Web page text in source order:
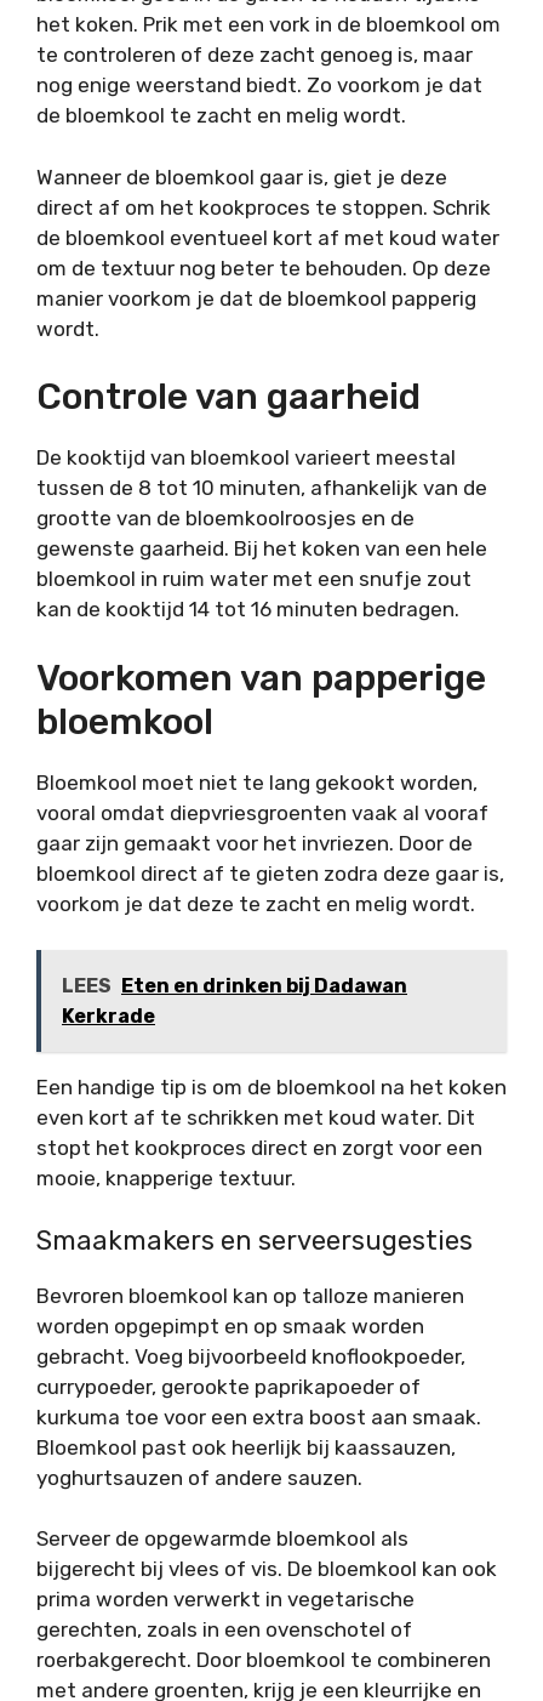
het koken. Prik met een vork in de bloemkool om
te controleren of deze zacht genoeg is, maar
nog enige weerstand biedt. Zo voorkom je dat
de bloemkool te zacht en melig wordt.
Wanneer de bloemkool gaar is, giet je deze
direct af om het kookproces te stoppen. Schrik
de bloemkool eventueel kort af met koud water
om de textuur nog beter te behouden. Op deze
manier voorkom je dat de bloemkool papperig
wordt.
Controle van gaarheid
De kooktijd van bloemkool varieert meestal
tussen de 8 tot 10 minuten, afhankelijk van de
grootte van de bloemkoolroosjes en de
gewenste gaarheid. Bij het koken van een hele
bloemkool in ruim water met een snufje zout
kan de kooktijd 14 tot 16 minuten bedragen.
Voorkomen van papperige
bloemkool
Bloemkool moet niet te lang gekookt worden,
vooral omdat diepvriesgroenten vaak al vooraf
gaar zijn gemaakt voor het invriezen. Door de
bloemkool direct af te gieten zodra deze gaar is,
voorkom je dat deze te zacht en melig wordt.
LEES
Eten en drinken bij Dadawan
Kerkrade
Een handige tip is om de bloemkool na het koken
even kort af te schrikken met koud water. Dit
stopt het kookproces direct en zorgt voor een
mooie, knapperige textuur.
Smaakmakers en serveersugesties
Bevroren bloemkool kan op talloze manieren
worden opgepimpt en op smaak worden
gebracht. Voeg bijvoorbeeld knoflookpoeder,
currypoeder, gerookte paprikapoeder of
kurkuma toe voor een extra boost aan smaak.
Bloemkool past ook heerlijk bij kaassauzen,
yoghurtsauzen of andere sauzen.
Serveer de opgewarmde bloemkool als
bijgerecht bij vlees of vis. De bloemkool kan ook
prima worden verwerkt in vegetarische
gerechten, zoals in een ovenschotel of
roerbakgerecht. Door bloemkool te combineren
met andere groenten, krijg je een kleurrijke en